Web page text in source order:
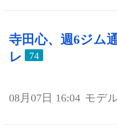
寺田心、週6ジム
レ
74
08月07日 16:04 モデ